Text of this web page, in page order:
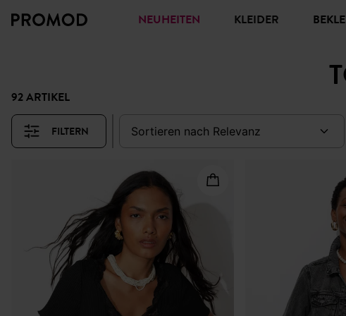
NEUHEITEN KLEIDER
92 ARTIKEL
FILTERN sortieren nach relevanz